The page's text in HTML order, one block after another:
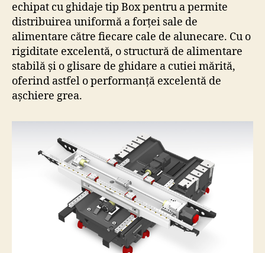
echipat cu ghidaje tip Box pentru a permite
distribuirea uniformă a forței sale de
alimentare către fiecare cale de alunecare. Cu o
rigiditate excelentă, o structură de alimentare
stabilă și o glisare de ghidare a cutiei mărită,
oferind astfel o performanță excelentă de
așchiere grea.